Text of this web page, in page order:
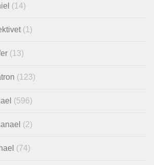
(14)
(1)
(13)
(123)
(596)
(2)
(74)